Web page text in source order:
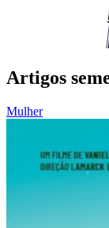
Artigos
Mulher